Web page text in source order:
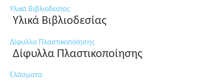
Υλικά Βιβλιοδεσίας
Υλικά Βιβλιοδεσίας
Δίφυλλα Πλαστικοποίησης
Δίφυλλα Πλαστικοποίησης
Ελάσματα